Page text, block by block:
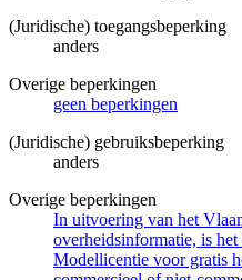
(Juridische) toegangsbeperking
anders
Overige beperkingen
geen beperkingen
(Juridische) gebruiksbeperking
anders
Overige beperkingen
In uitvoering van het
overheidsinformatie, is
Modellicentie voor gratis